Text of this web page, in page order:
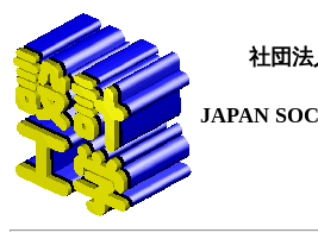
社団
JAPAN